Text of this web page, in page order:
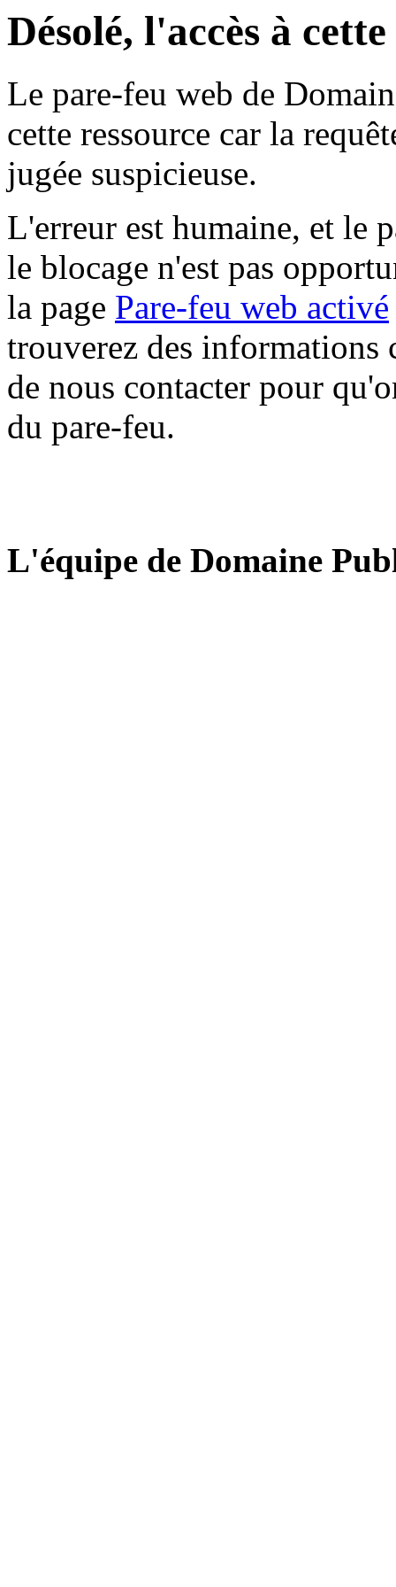
Désolé, l'accès à
Le pare-feu web de
cette ressource car la
jugée suspicieuse.
L'erreur est humaine, et le
le blocage n'est pas
la page Pare-feu web activé
trouverez des informations
de nous contacter pour
du pare-feu.
L'équipe de Domaine